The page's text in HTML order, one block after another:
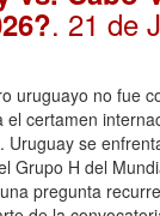
. 21 de
uruguayo no fue
el certamen
Uruguay se
Grupo H del
pregunta